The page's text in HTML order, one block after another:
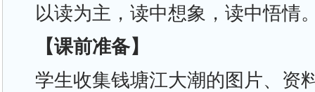
以读为主，读中想象，读中悟情
【课前准备】
学生收集钱塘江大潮的图片、资